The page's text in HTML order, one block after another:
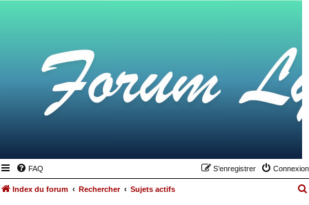
FAQ Connexion
S’enregistrer
Index du forum Rechercher Sujets actifs